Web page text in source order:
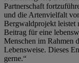
Partnerschaft
und die Artenvielfalt
Bergwaldprojekt leistet
Beitrag für eine
Menschen im Rahmen
Lebensweise. Dieses
gerne.“